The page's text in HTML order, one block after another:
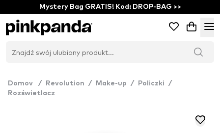
Mystery Bag GRATIS! Kod: DROP-BAG >>
Domov / Revolution / Make-up / Policzki
/
Rozświetlacz